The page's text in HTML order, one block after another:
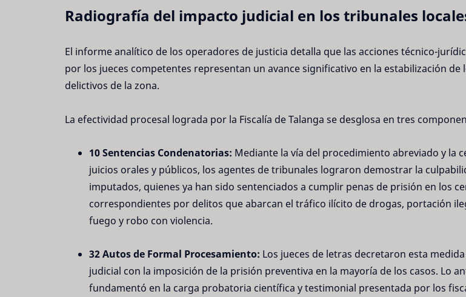
Radiografía del impacto judicial en los tribunales
El informe analítico de los operadores de justicia detalla que las acciones técnico-
por los jueces competentes representan un avance significativo en la estabilización de
delictivos de la zona.
La efectividad procesal lograda por la Fiscalía de Talanga se desglosa en tres
10 Sentencias Condenatorias: Mediante la vía del procedimiento abreviado y la
juicios orales y públicos, los agentes de tribunales lograron demostrar la
imputados, quienes ya han sido sentenciados a cumplir penas de prisión en los
correspondientes por delitos que abarcan el tráfico ilícito de drogas, portación
fuego y robo con violencia.
32 Autos de Formal Procesamiento: Los jueces de letras decretaron esta
judicial con la imposición de la prisión preventiva en la mayoría de los casos. Lo
fundamentó en la carga probatoria científica y testimonial presentada por los